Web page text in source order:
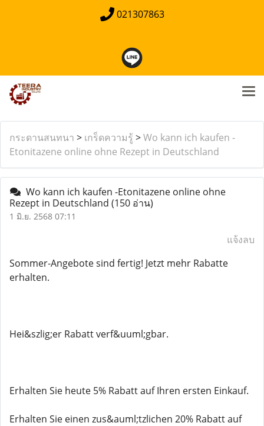
021307863
กระดานสนทนา > เกร็ดความรู้ >Wo kann ich kaufen -
Etonitazene online ohne Rezept in Deutschland
Wo kann ich kaufen -Etonitazene online ohne
Rezept in Deutschland (150 อ่าน)
1 มิ.ย. 2568 07:11
แจ้งลบ
Sommer-Angebote sind fertig! Jetzt mehr Rabatte
erhalten.
Hei&szlig;er Rabatt verf&uuml;gbar.
Erhalten Sie heute 5% Rabatt auf Ihren ersten Einkauf.
Erhalten Sie einen zus&auml;tzlichen 20% Rabatt auf